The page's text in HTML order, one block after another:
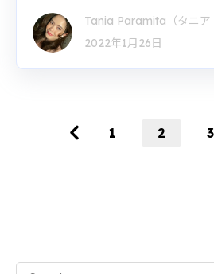
Tania Paramita（タニア
2022年1月26日
1 2 3